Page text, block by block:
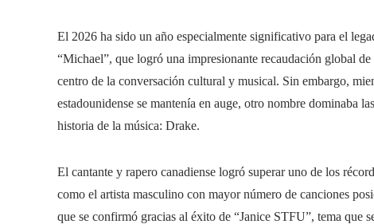
El 2026 ha sido un año especialmente significativo para el
“Michael”, que logró una impresionante recaudación global
centro de la conversación cultural y musical. Sin embargo,
estadounidense se mantenía en auge, otro nombre dominaba
historia de la música: Drake.
El cantante y rapero canadiense logró superar uno de los
como el artista masculino con mayor número de canciones
que se confirmó gracias al éxito de “Janice STFU”, tema que